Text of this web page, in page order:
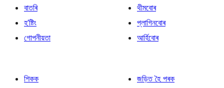
বাতৰি
হ’ষ্টিং
গোপনীয়তা
থীমবোৰ
প্লাগিনবোৰ
আৰ্হিবোৰ
শিকক
জড়িত হৈ পৰক